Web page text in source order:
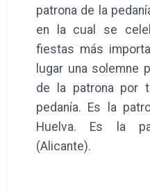
patrona de la
en la cual se
fiestas más
lugar una solemne
de la patrona por
pedanía. Es la
Huelva. Es la
(Alicante).